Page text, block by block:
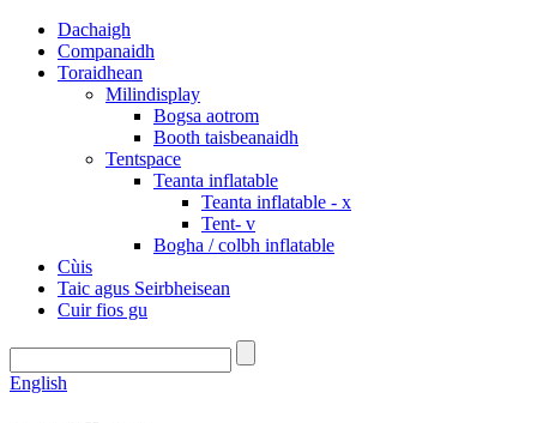
Dachaigh
Companaidh
Toraidhean
Milindisplay
Bogsa aotrom
Booth taisbeanaidh
Tentspace
Teanta inflatable
Teanta inflatable - x
Tent- v
Bogha / colbh inflatable
Cùis
Taic agus Seirbheisean
Cuir fios gu
English